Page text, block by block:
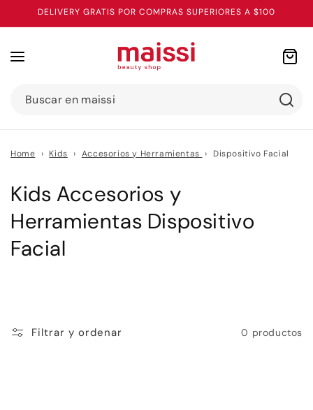
directamente
al contenido
DELIVERY GRATIS POR COMPRAS SUPERIORES A $100
Buscar en maissi
Carrito
Home › Kids › Accesorios y Herramientas › Dispositivo Facial
C
o
l
c
Kids Accesorios y
Herramientas Dispositivo
Facial
Filtrar y ordenar 0 productos